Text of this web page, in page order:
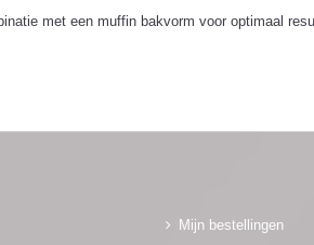
met een muffin bakvorm voor optimaal
Mijn bestellingen